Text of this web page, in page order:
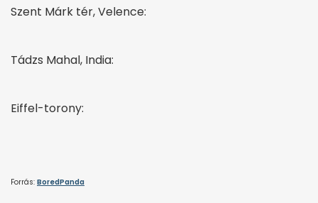
Szent Márk tér, Velence:
Tádzs Mahal, India:
Eiffel-torony:
Forrás: BoredPanda